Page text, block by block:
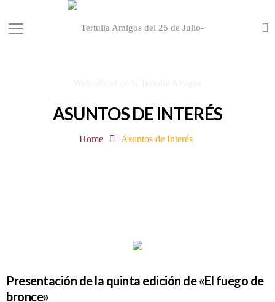
ASUNTOS DE INTERÉS
Home Asuntos de Interés
Presentación de la quinta edición de «El fuego de
bronce»